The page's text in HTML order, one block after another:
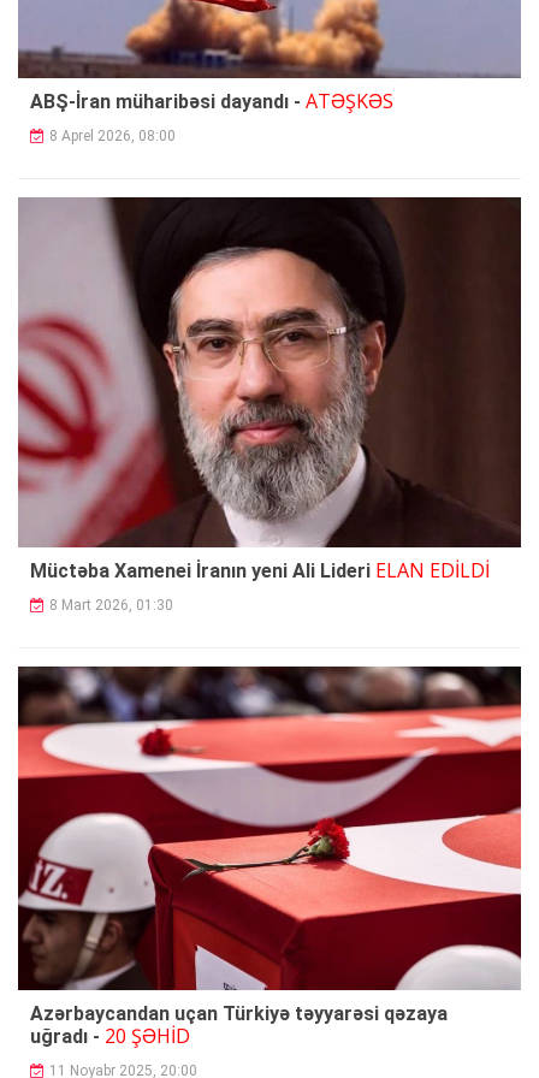
ABŞ-İran müharibəsi dayandı - ATƏŞKƏS
8 Aprel 2026, 08:00
Müctəba Xamenei İranın yeni Ali Lideri ELAN EDİLDİ
8 Mart 2026, 01:30
Azərbaycandan uçan Türkiyə təyyarəsi qəzaya
uğradı - 20 ŞƏHİD
11 Noyabr 2025, 20:00